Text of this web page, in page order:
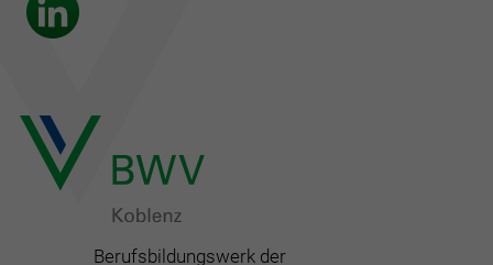
Berufsbildungswerk der